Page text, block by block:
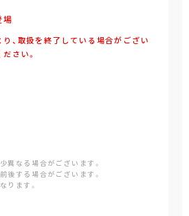
、取扱を終了している場合がござい
さい。
異なる場合がございます。
後する場合がございます。
ります。